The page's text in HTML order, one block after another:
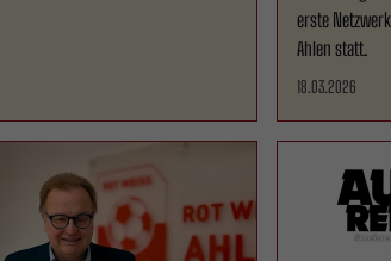
erste
Ahlen statt.
18.03.2026